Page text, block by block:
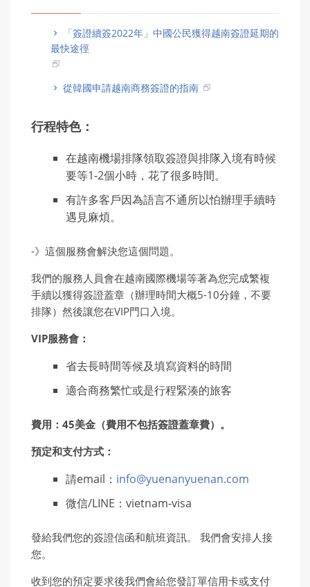
「簽證續簽2022年」中國公民獲得越南簽證延期的
最快途徑
從韓國申請越南商務簽證的指南
行程特色：
在越南機場排隊領取簽證與排隊入境有時候
要等1-2個小時，花了很多時間。
有許多客戶因為語言不通所以怕辦理手續時
遇見麻煩。
-》這個服務會解決您這個問題。
我們的服務人員會在越南國際機場等著為您完成繁複
手續以獲得簽證蓋章（辦理時間大概5-10分鐘，不要
排隊）然後讓您在VIP門口入境。
VIP服務會：
省去長時間等候及填寫資料的時間
適合商務繁忙或是行程緊湊的旅客
費用：45美金（費用不包括簽證蓋章費）。
預定和支付方式：
請email： info@yuenanyuenan.com
微信/LINE：vietnam-visa
發給我們您的簽證信函和航班資訊。 我們會安排人接
您。
收到您的預定要求後我們會給您發訂單信用卡或支付